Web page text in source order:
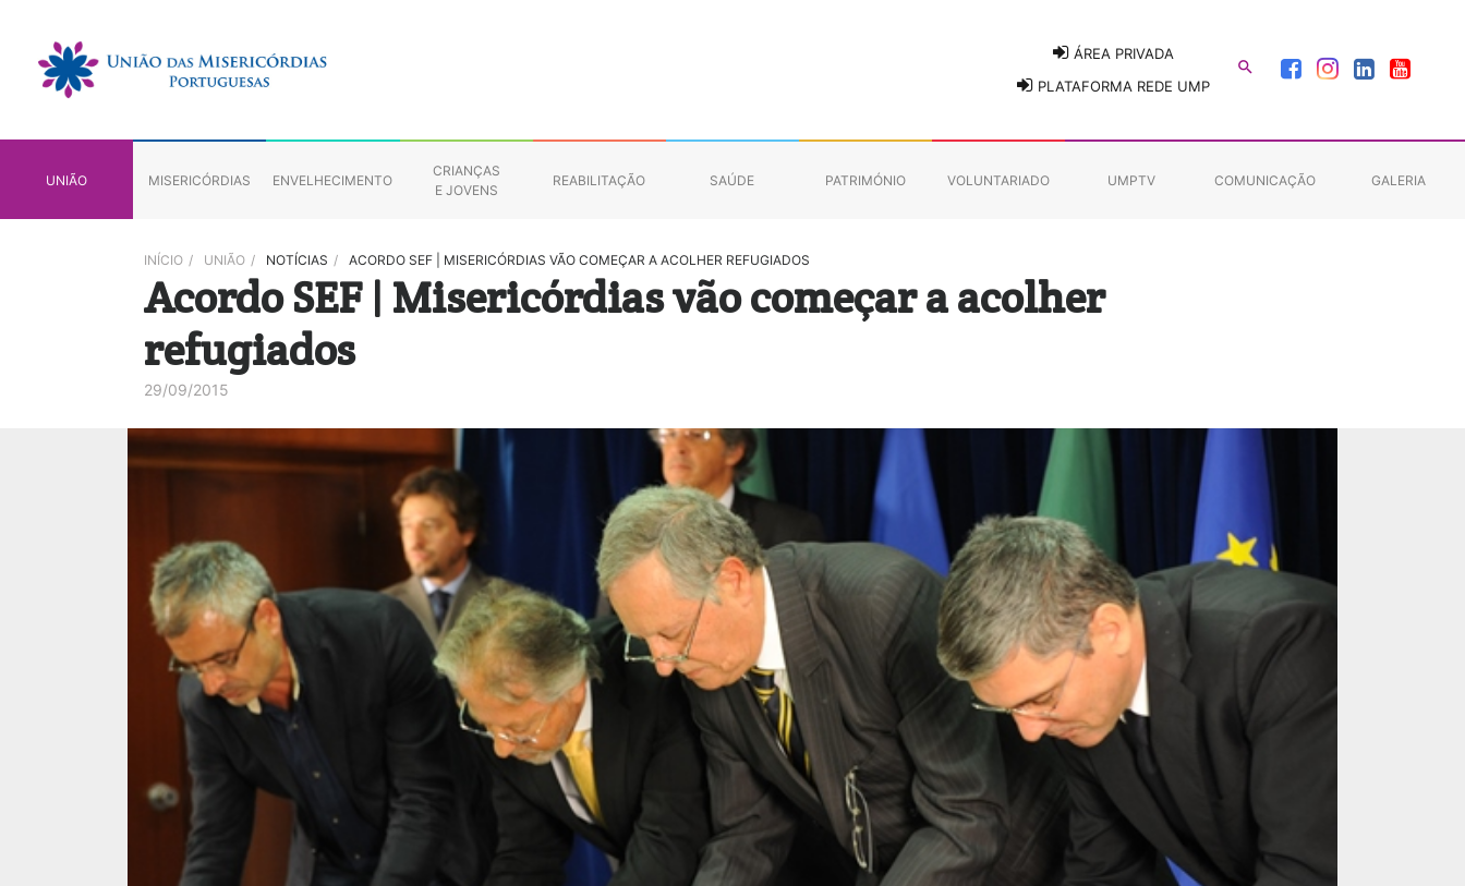
ÁREA PRIVADA
PLATAFORMA REDE UMP

UNIÃO MISERICÓRDIAS ENVELHECIMENTO
CRIANÇAS
E JOVENS
REABILITAÇÃO SAÚDE PATRIMÓNIO VOLUNTARIADO UMPTV COMUNICAÇÃO GALERIA
INÍCIO / UNIÃO / NOTÍCIAS / ACORDO SEF | MISERICÓRDIAS VÃO COMEÇAR A ACOLHER REFUGIADOS
Acordo SEF | Misericórdias vão começar a acolher
refugiados
29/09/2015